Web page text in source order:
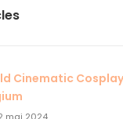
Cinematic